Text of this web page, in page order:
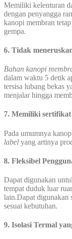
Memiliki kelenturan
dengan penyangga
kanopi membran
gempa.
6. Tidak
Bahan kanopi
dalam waktu 5 detik
tersisa lubang bekas
menjalar hingga
7. Memiliki sertifikat
Pada umumnya
label yang artinya
8. Fleksibel
Dapat digunakan
tempat duduk luar
lain.Dapat digunakan
sesuai kebutuhan.
9. Isolasi Termal